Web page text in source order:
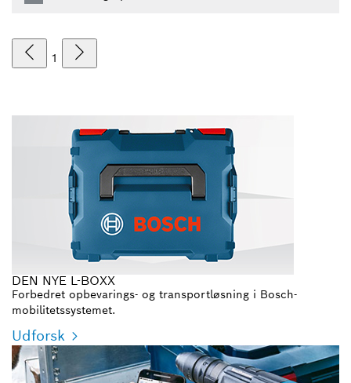
1
DEN NYE L-BOXX
Forbedret opbevarings- og transportløsning i Bosch-
mobilitetssystemet.
Udforsk